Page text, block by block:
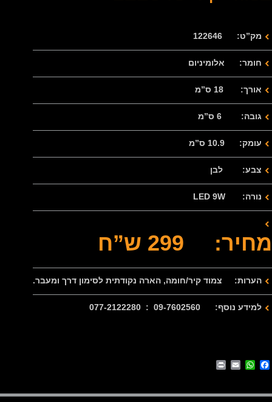
מק”ט: 122646
חומר: אלומיניום
אורך: 18 ס”מ
גובה: 6 ס”מ
עומק: 10.9 ס”מ
צבע: לבן
נורה: LED 9W
מחיר: 299 ש”ח
הערות: צמוד קיר/חומה, הארה נקודתית לסימון דרך ומעבר.
למידע נוסף: 09-7602560 : 077-2122280
Facebook
WhatsApp
Email